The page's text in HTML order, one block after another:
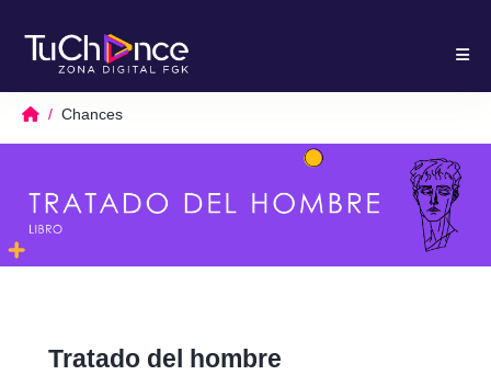
Chances
Tratado del hombre